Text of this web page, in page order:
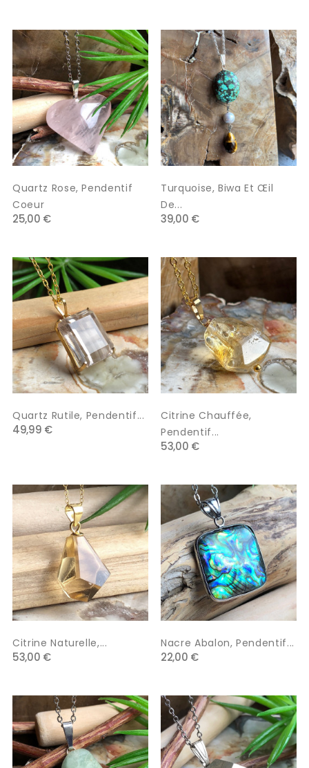
Quartz Rose, Pendentif
Coeur
25,00 €
Turquoise, Biwa Et Œil
De...
39,00 €
Quartz Rutile, Pendentif...
49,99 €
Citrine Chauffée,
Pendentif...
53,00 €
Citrine Naturelle,...
53,00 €
Nacre Abalon, Pendentif...
22,00 €